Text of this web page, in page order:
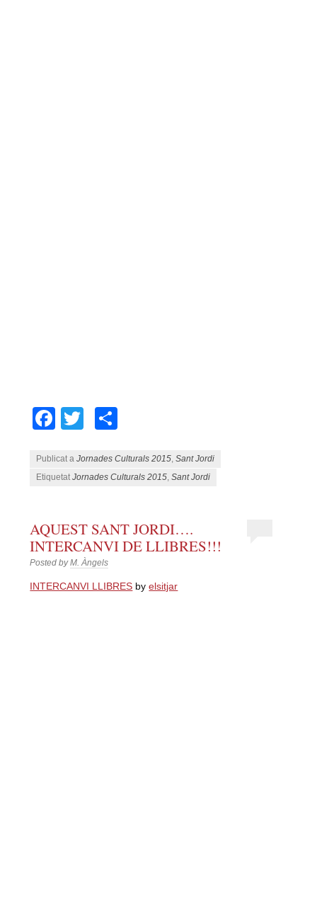
Facebook
Twitter
Publicat aJornades Culturals 2015 ,Sant Jordi
EtiquetatJornades Culturals 2015 ,Sant Jordi
AQUEST SANT JORDI….
INTERCANVI DE LLIBRES!!!
Posted byM. Àngels
INTERCANVI LLIBRES byelsitjar